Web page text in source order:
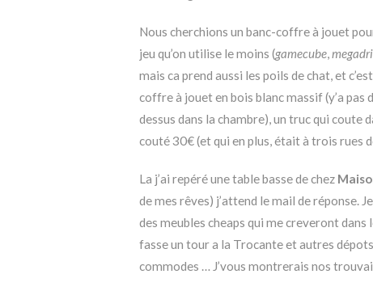
Nous cherchions un banc-coffre à jouet
jeu qu’on utilise le moins (gamecube,
mais ca prend aussi les poils de chat, et
coffre à jouet en bois blanc massif (y’a pas
dessus dans la chambre), un truc qui coute
couté 30€ (et qui en plus, était à trois rues
La j’ai repéré une table basse de chez
de mes rêves) j’attend le mail de réponse.
des meubles cheaps qui me creveront
fasse un tour a la Trocante et autres
commodes … J’vous montrerais nos